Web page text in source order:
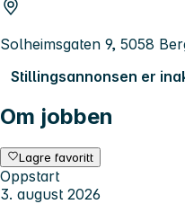
Solheimsgaten 9, 5058
Stillingsannonsen er
Om jobben
Lagre favoritt
Oppstart
3. august 2026